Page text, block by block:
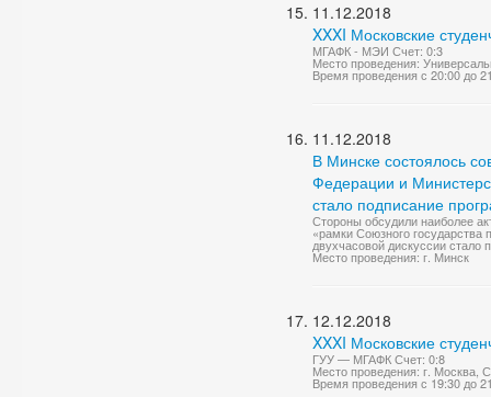
11.12.2018
XXXI Московские
МГАФК - МЭИ Счет: 0:3
Место проведения:
Время проведения с 20:00 до
11.12.2018
В Минске состоялось
Федерации и
стало подписание
Стороны обсудили наиболее
«рамки Союзного государства
двухчасовой дискуссии
Место проведения: г. Минск
12.12.2018
XXXI Московские
ГУУ — МГАФК Счет: 0:8
Место проведения: г. Москва,
Время проведения с 19:30 до